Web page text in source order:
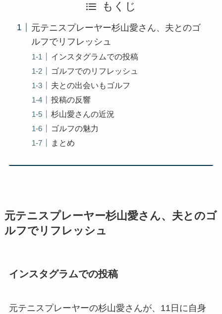
もくじ
元テニスプレーヤー杉山愛さん、夫とのゴ
ルフでリフレッシュ
インスタグラムでの投稿
ゴルフでのリフレッシュ
夫との出会いもゴルフ
投稿の反響
杉山愛さんの近況
ゴルフの魅力
まとめ
元テニスプレーヤー杉山愛さん、夫とのゴ
ルフでリフレッシュ
インスタグラムでの投稿
元テニスプレーヤーの杉山愛さんが、11日に自身